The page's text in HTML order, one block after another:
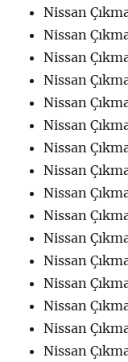
Nissan
Nissan
Nissan
Nissan
Nissan
Nissan
Nissan
Nissan
Nissan
Nissan
Nissan
Nissan
Nissan
Nissan
Nissan
Nissan